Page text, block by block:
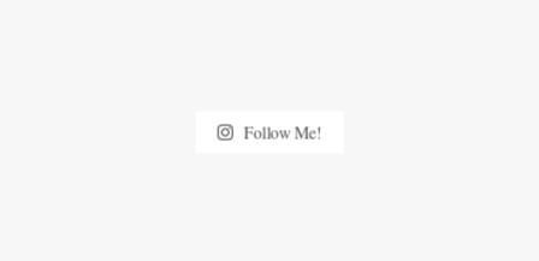
Follow Me!